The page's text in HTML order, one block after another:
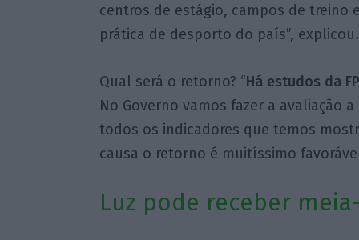
centros de estágio, campos de treino
prática de desporto do país”, explicou.
Qual será o retorno? “Há estudos da
No Governo vamos fazer a avaliação
todos os indicadores que temos
causa o retorno é muitíssimo
Luz pode receber